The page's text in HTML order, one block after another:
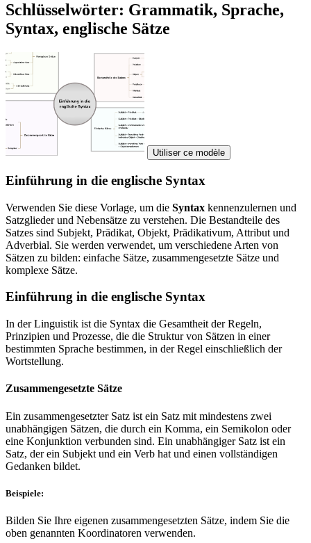
Schlüsselwörter: Grammatik, Sprache,
Syntax, englische Sätze
Utiliser ce modèle
Einführung in die englische Syntax
Verwenden Sie diese Vorlage, um die Syntax kennenzulernen und
Satzglieder und Nebensätze zu verstehen. Die Bestandteile des
Satzes sind Subjekt, Prädikat, Objekt, Prädikativum, Attribut und
Adverbial. Sie werden verwendet, um verschiedene Arten von
Sätzen zu bilden: einfache Sätze, zusammengesetzte Sätze und
komplexe Sätze.
Einführung in die englische Syntax
In der Linguistik ist die Syntax die Gesamtheit der Regeln,
Prinzipien und Prozesse, die die Struktur von Sätzen in einer
bestimmten Sprache bestimmen, in der Regel einschließlich der
Wortstellung.
Zusammengesetzte Sätze
Ein zusammengesetzter Satz ist ein Satz mit mindestens zwei
unabhängigen Sätzen, die durch ein Komma, ein Semikolon oder
eine Konjunktion verbunden sind. Ein unabhängiger Satz ist ein
Satz, der ein Subjekt und ein Verb hat und einen vollständigen
Gedanken bildet.
Beispiele:
Bilden Sie Ihre eigenen zusammengesetzten Sätze, indem Sie die
oben genannten Koordinatoren verwenden.